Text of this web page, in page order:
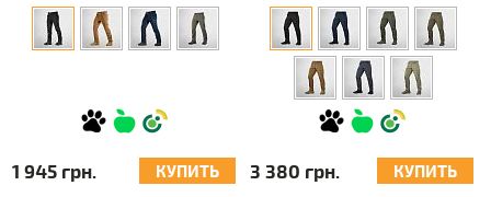
1 945 грн. КУПИТЬ 3 380 грн. КУПИТЬ